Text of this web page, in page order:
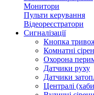
Монитори
Пульти керування
Відеореєстратори
Сигналізації
Кнопка
Комнатні
Охорона
Датчики руху
Датчики
Централі